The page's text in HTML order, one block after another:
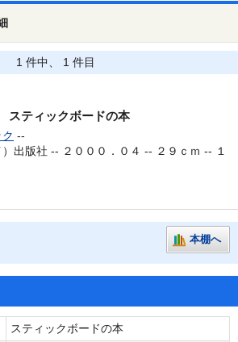
1 件中、 1 件目
スティックボードの本
--
出版社 -- ２０００．０４ -- ２９ｃｍ -- １
本棚へ
スティックボードの本